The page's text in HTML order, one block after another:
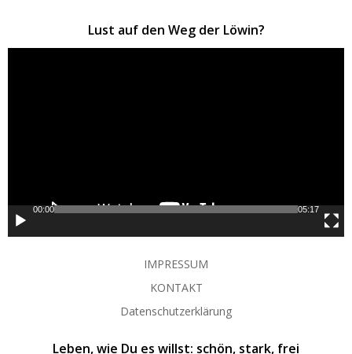
Lust auf den Weg der Löwin?
00:00 05:17
IMPRESSUM
KONTAKT
Datenschutzerklärung
Leben, wie Du es willst: schön, stark, frei